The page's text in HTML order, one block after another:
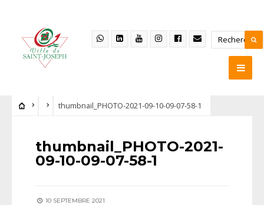
thumbnail_PHOTO-2021-09-10-09-07-58-1
thumbnail_PHOTO-2021-
09-10-09-07-58-1
10 SEPTEMBRE 2021